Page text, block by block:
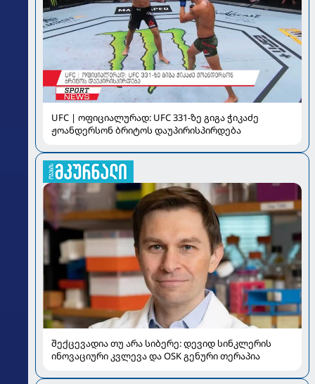
UFC | ოფიციალურად: UFC 331-ზე გიგა ჭიკაძე
ჟოანდერსონ ბრიტოს დაუპირისპირდება
შექცევადია თუ არა სიბერე: დევიდ სინკლერის
ინოვაციური კვლევა და OSK გენური თერაპია